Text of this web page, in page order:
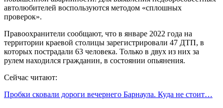
автолюбителей воспользуются методом «сплошных
проверок».
Правоохранители сообщают, что в январе 2022 года на
территории краевой столицы зарегистрировали 47 ДТП, в
которых пострадали 63 человека. Только в двух из них за
рулем находился гражданин, в состоянии опьянения.
Сейчас читают:
Пробки сковали дороги вечернего Барнаула. Куда не стоит…